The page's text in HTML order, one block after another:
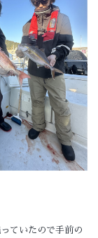
ていたので手前の